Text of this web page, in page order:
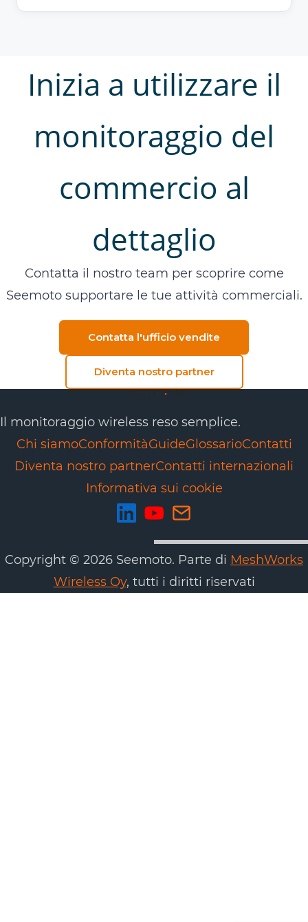
Inizia a utilizzare il
monitoraggio del
commercio al
dettaglio
Contatta il nostro team per scoprire come
Seemoto supportare le tue attività commerciali.
Contatta l'ufficio vendite
Diventa nostro partner
Il monitoraggio wireless reso semplice.
Chi siamoConformitàGuideGlossarioContatti
Diventa nostro partnerContatti internazionali
Informativa sui cookie
Copyright © 2026 Seemoto. Parte di MeshWorks
Wireless Oy, tutti i diritti riservati